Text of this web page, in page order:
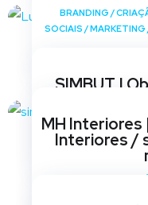
BRANDING /
SOCIAIS /MARKETING
SIMBUT |
SOCIAIS /MARKETING
MH Interiores
Interiores /